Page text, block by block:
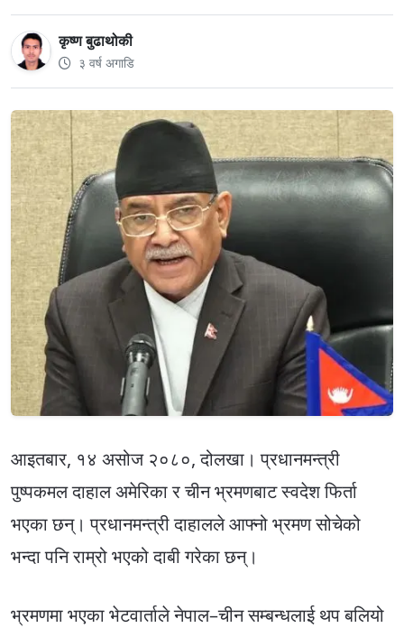
कृष्ण बुढाथोकी
३ वर्ष अगाडि
आइतबार, १४ असोज २०८०, दोलखा। प्रधानमन्त्री
पुष्पकमल दाहाल अमेरिका र चीन भ्रमणबाट स्वदेश फिर्ता
भएका छन्। प्रधानमन्त्री दाहालले आफ्नो भ्रमण सोचेको
भन्दा पनि राम्रो भएको दाबी गरेका छन्।
भ्रमणमा भएका भेटवार्ताले नेपाल–चीन सम्बन्धलाई थप बलियो